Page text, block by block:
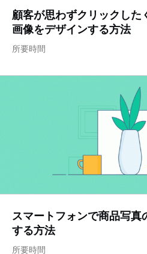
顧客が思わずクリックした
画像をデザインする方法
所要時間
スマートフォンで商品写真
する方法
所要時間